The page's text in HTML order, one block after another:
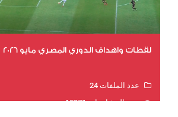
لقطات واهداف الدوري المصري مايو 2026
عدد الملفات 24
عدد المشاهدات 15371